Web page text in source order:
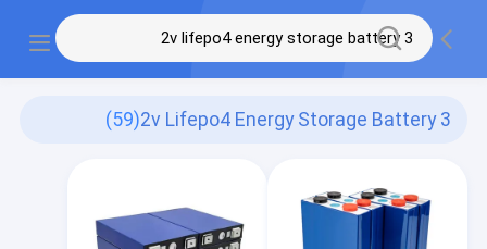
3 2v Lifepo4 Energy Storage Battery
(59)